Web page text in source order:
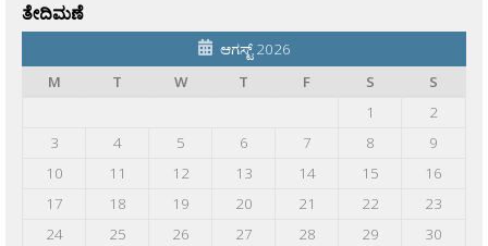
ತೇದಿಮಣೆ
ಆಗಸ್ಟ್ 2026
M
T W T F S
S
1
2
3
4 5 6 7 8
9
10
11 12 13 14 15
16
17
18 19 20 21 22
23
24
25 26 27 28 29
30